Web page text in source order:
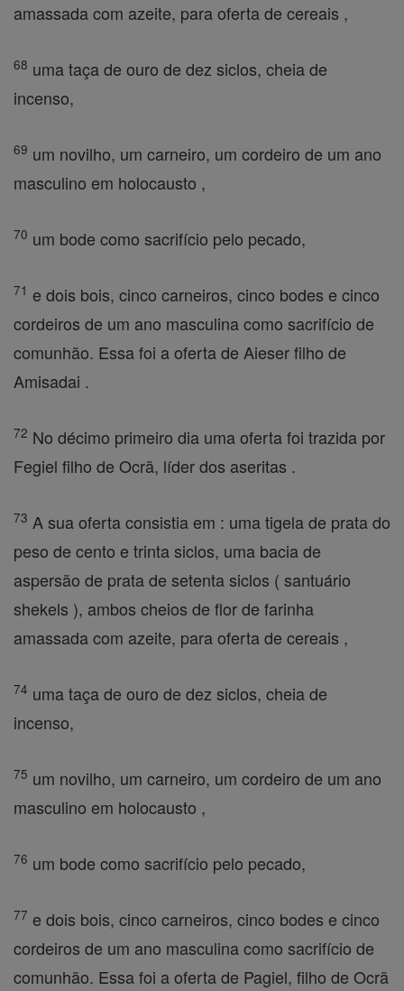
amassada com azeite, para oferta de cereais ,
68 uma taça de ouro de dez siclos, cheia de
incenso,
69 um novilho, um carneiro, um cordeiro de um ano
masculino em holocausto ,
70 um bode como sacrifício pelo pecado,
71 e dois bois, cinco carneiros, cinco bodes e cinco
cordeiros de um ano masculina como sacrifício de
comunhão. Essa foi a oferta de Aieser filho de
Amisadai .
72 No décimo primeiro dia uma oferta foi trazida por
Fegiel filho de Ocrã, líder dos aseritas .
73 A sua oferta consistia em : uma tigela de prata do
peso de cento e trinta siclos, uma bacia de
aspersão de prata de setenta siclos ( santuário
shekels ), ambos cheios de flor de farinha
amassada com azeite, para oferta de cereais ,
74 uma taça de ouro de dez siclos, cheia de
incenso,
75 um novilho, um carneiro, um cordeiro de um ano
masculino em holocausto ,
76 um bode como sacrifício pelo pecado,
77 e dois bois, cinco carneiros, cinco bodes e cinco
cordeiros de um ano masculina como sacrifício de
comunhão. Essa foi a oferta de Pagiel, filho de Ocrã